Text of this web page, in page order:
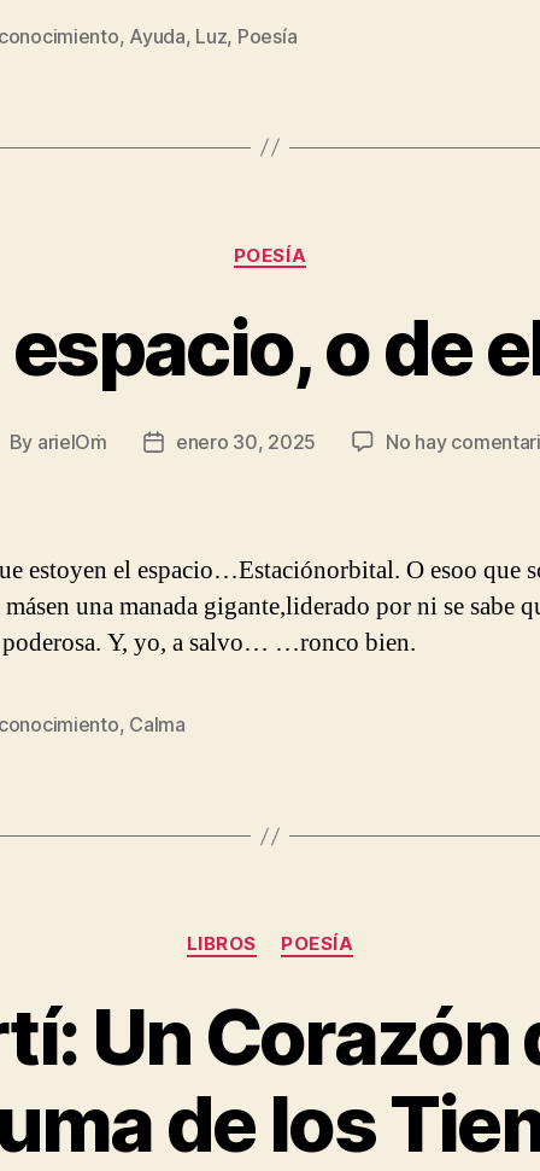
, Ayuda, Luz, Poesía
Categories
POESÍA
espacio, o de
By arielOṁ
Postenero 30, 2025 No hay
estoyen el espacio…Estaciónorbital. O esoo que
una manada gigante,liderado por ni se sabe
poderosa. Y, yo, a salvo… …ronco bien.
, Calma
Categories
LIBROS POESÍA
Un Corazón
de los